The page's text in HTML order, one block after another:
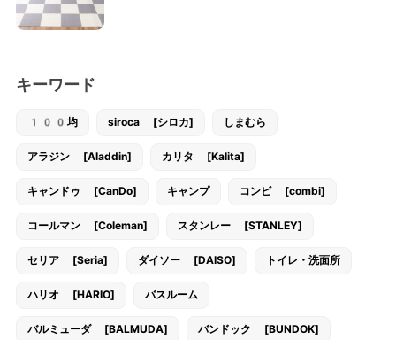
キーワード
100均 siroca [シロカ] しまむら
アラジン [Aladdin] カリタ [Kalita]
キャンドゥ [CanDo] キャンプ コンビ [combi]
コールマン [Coleman] スタンレー [STANLEY]
セリア [Seria] ダイソー [DAISO] トイレ・洗面所
ハリオ [HARIO] バスルーム
バルミューダ [BALMUDA] バンドック [BUNDOK]